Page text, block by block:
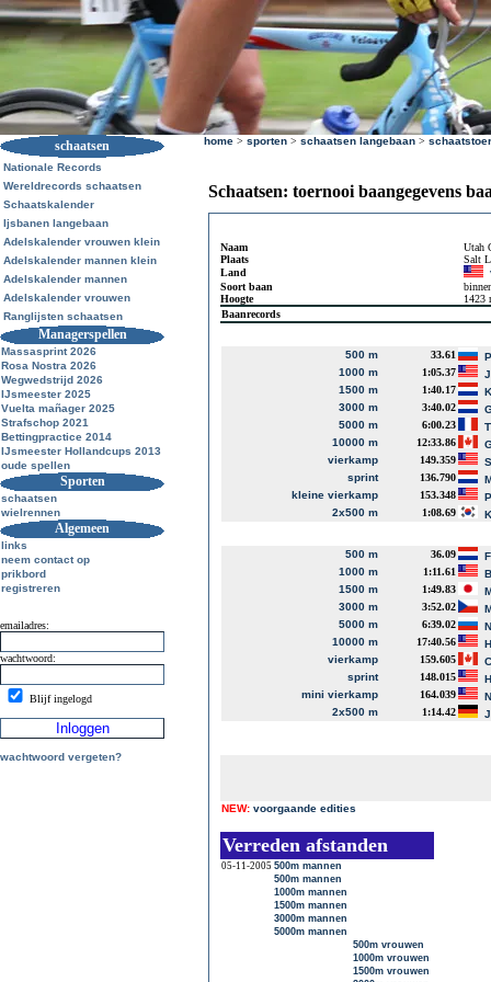
schaatsen
Nationale Records
Wereldrecords schaatsen
Schaatskalender
Ijsbanen langebaan
Adelskalender vrouwen klein
Adelskalender mannen klein
Adelskalender mannen
Adelskalender vrouwen
Ranglijsten schaatsen
Managerspellen
Massasprint 2026
Rosa Nostra 2026
Wegwedstrijd 2026
IJsmeester 2025
Vuelta mañager 2025
Strafschop 2021
Bettingpractice 2014
IJsmeester Hollandcups 2013
oude spellen
Sporten
schaatsen
wielrennen
Algemeen
links
neem contact op
prikbord
registreren
emailadres:
wachtwoord:
Blijf ingelogd
wachtwoord vergeten?
home > sporten > schaatsen langebaan >
Schaatsen: toernooi baangegevens
Naam
Utah
Plaats
Salt
Land
Soort baan
Hoogte
1423
Baanrecords
500 m 33.61
1000 m
1:05.37
1500 m
1:40.17
3000 m
3:40.02
5000 m
6:00.23
10000 m
12:33.86
vierkamp
149.359
sprint
136.790
kleine vierkamp
153.348
2x500 m
1:08.69
500 m 36.09
1000 m
1:11.61
1500 m
1:49.83
3000 m
3:52.02
5000 m
6:39.02
10000 m
17:40.56
vierkamp
159.605
sprint
148.015
mini vierkamp
164.039
2x500 m
1:14.42
NEW: voorgaande edities
Verreden afstanden
05-11-2005 500m mannen
500m mannen
1000m mannen
1500m mannen
3000m mannen
5000m mannen
500m vrouwen
1000m vrouwen
1500m vrouwen